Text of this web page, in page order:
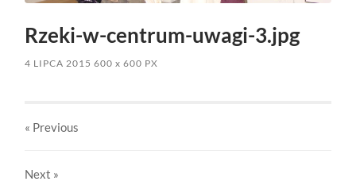
Rzeki-w-centrum-uwagi-3.jpg
4 LIPCA 2015 600x 600 PX
« Previous
Next »